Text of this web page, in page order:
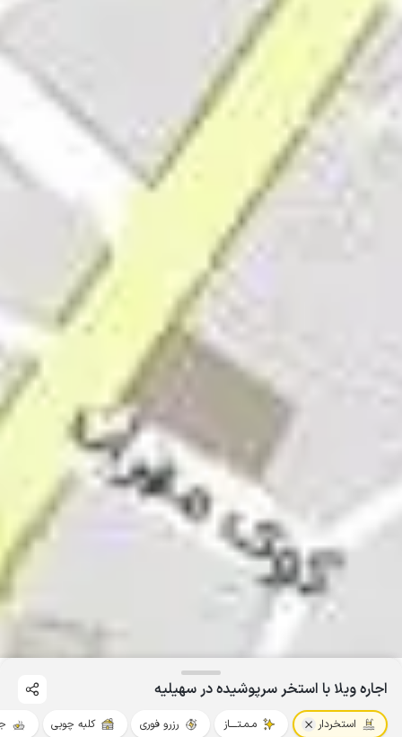
اجاره ویلا با استخر سرپوشیده در سهیلیه
استخردار مـمـتــــاز رزرو فوری کلبه چوبی